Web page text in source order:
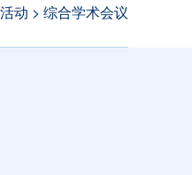
动 > 综合学术会议